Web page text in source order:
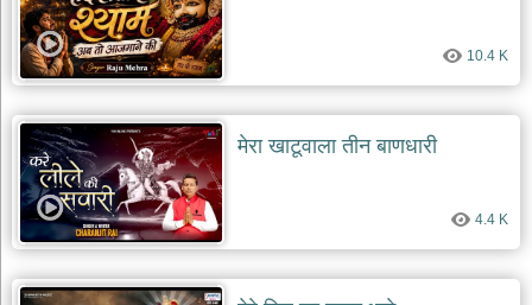
10.4 K
मेरा खाटूवाला तीन बाणधारी
4.4 K